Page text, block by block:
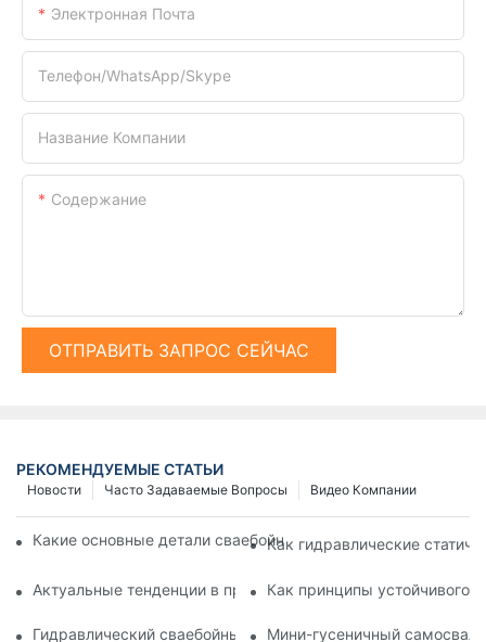
Электронная Почта
Телефон/WhatsApp/Skype
Название Компании
Содержание
ОТПРАВИТЬ ЗАПРОС СЕЙЧАС
РЕКОМЕНДУЕМЫЕ СТАТЬИ
Видео Компании
Часто Задаваемые Вопросы
Новости
Какие основные детали сваебойной машины вам
Как гидравлические
Актуальные тенденции в производстве сваебойных машин,
Как принципы устойчивого
Гидравлический сваебойный молот против стационарного
Мини-гусеничный самосвал